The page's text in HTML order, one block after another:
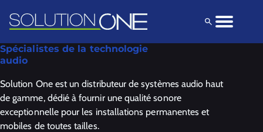
Solutions
Produits
Explorez
Spécialistes de la technologie
audio
Solution One est un distributeur de systèmes audio haut
de gamme, dédié à fournir une qualité sonore
exceptionnelle pour les installations permanentes et
mobiles de toutes tailles.